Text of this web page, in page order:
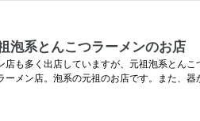
泡系とんこつラーメンのお店
も多く出店していますが、元祖泡系とん
メン店。泡系の元祖のお店です。また、